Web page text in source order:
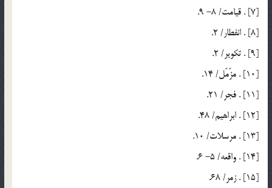
[7] . قيامت/ 8- 9.
[8] . انفطار/ 2.
[9] . تكوير/ 2.
[10] . مزّمّل/ 14.
[11] . فجر/ 21.
[12] . ابراهيم/ 48.
[13] . مرسلات/ 10.
[14] . واقعه/ 5- 6.
[15] . زمر/ 68.